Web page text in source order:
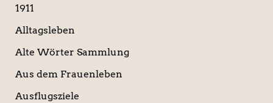
h
1911
Alltagsleben
Alte Wörter Sammlung
Aus dem Frauenleben
Ausflugsziele